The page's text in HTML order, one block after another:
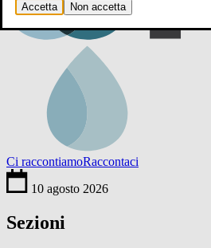
Ci raccontiamoRaccontaci
10 agosto 2026
Sezioni
Accetta Non accetta